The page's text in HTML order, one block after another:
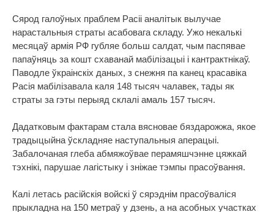
Сярод галоўных праблем Расіі аналітык вылучае
нарастальныя страты асабовага складу. Ужо некалькі
месяцаў армія РФ губляе больш салдат, чым паспявае
папаўняць за кошт схаванай мабілізацыі і кантрактнікаў.
Паводле ўкраінскіх даных, з снежня па канец красавіка
Расія мабілізавала каля 148 тысяч чалавек, тады як
страты за гэты перыяд склалі амаль 157 тысяч.
Дадатковым фактарам стала вясновае бяздарожжа, якое
традыцыйна ўскладняе наступальныя аперацыі.
Забалочаная глеба абмяжоўвае перамяшчэнне цяжкай
тэхнікі, парушае лагістыку і зніжае тэмпы прасоўвання.
Калі летась расійскія войскі ў сярэднім прасоўваліся
прыкладна на 150 метраў у дзень, а на асобных участках